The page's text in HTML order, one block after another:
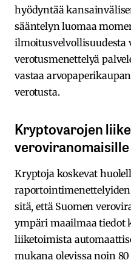
hyödyntää
sääntelyn luomaa
ilmoitusvelvollisuudesta
verotusmenettelyä
vastaa
verotusta.
Kryptovarojen
Kryptoja koskevat
sitä, että Suomen
ympäri maailmaa tiedot
liiketoimista
mukana olevissa noin